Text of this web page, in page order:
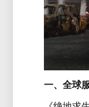
一、全球